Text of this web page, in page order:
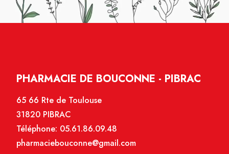
PHARMACIE DE BOUCONNE - PIBRAC
65 66 Rte de Toulouse
31820 PIBRAC
Téléphone: 05.61.86.09.48
pharmaciebouconne@gmail.com